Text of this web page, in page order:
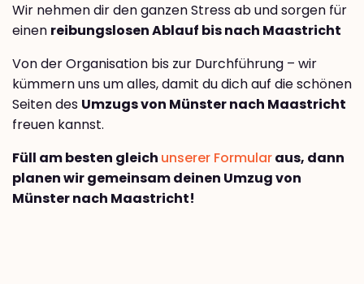
Wir nehmen dir den ganzen Stress ab und sorgen für
einen reibungslosen Ablauf bis nach Maastricht
Von der Organisation bis zur Durchführung – wir
kümmern uns um alles, damit du dich auf die schönen
Seiten des Umzugs von Münster nach Maastricht
freuen kannst.
Füll am besten gleich unserer Formularaus, dann
planen wir gemeinsam deinen Umzug von
Münster nach Maastricht!